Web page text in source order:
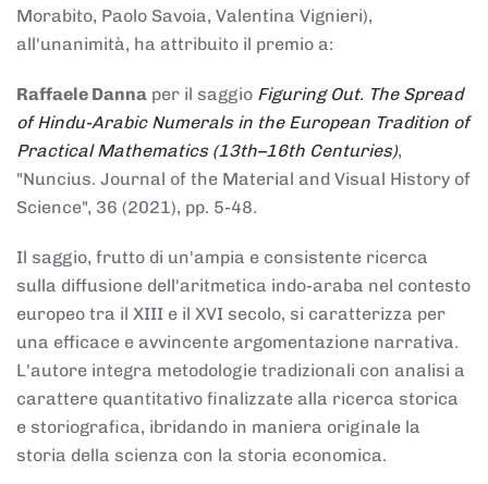
Morabito, Paolo Savoia, Valentina Vignieri),
all'unanimità, ha attribuito il premio a:
Raffaele Danna per il saggio Figuring Out. The Spread
of Hindu-Arabic Numerals in the European Tradition of
Practical Mathematics (13th–16th Centuries),
"Nuncius. Journal of the Material and Visual History of
Science", 36 (2021), pp. 5-48.
Il saggio, frutto di un'ampia e consistente ricerca
sulla diffusione dell'aritmetica indo-araba nel contesto
europeo tra il XIII e il XVI secolo, si caratterizza per
una efficace e avvincente argomentazione narrativa.
L'autore integra metodologie tradizionali con analisi a
carattere quantitativo finalizzate alla ricerca storica
e storiografica, ibridando in maniera originale la
storia della scienza con la storia economica.